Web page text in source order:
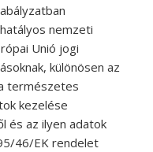
nemzeti
Unió jogi
különösen az
természetes
kezelése
és az ilyen adatok
46/EK rendelet